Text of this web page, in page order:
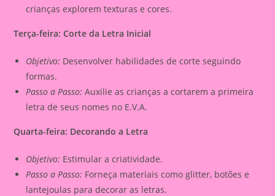
crianças explorem texturas e cores.
Terça-feira: Corte da Letra Inicial
Objetivo: Desenvolver habilidades de corte seguindo
formas.
Passo a Passo: Auxilie as crianças a cortarem a primeira
letra de seus nomes no E.V.A.
Quarta-feira: Decorando a Letra
Objetivo: Estimular a criatividade.
Passo a Passo: Forneça materiais como glitter, botões e
lantejoulas para decorar as letras.